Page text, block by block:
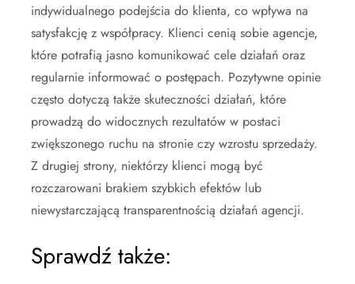
indywidualnego podejścia do klienta, co wpływa na
satysfakcję z współpracy. Klienci cenią sobie agencje,
które potrafią jasno komunikować cele działań oraz
regularnie informować o postępach. Pozytywne opinie
często dotyczą także skuteczności działań, które
prowadzą do widocznych rezultatów w postaci
zwiększonego ruchu na stronie czy wzrostu sprzedaży.
Z drugiej strony, niektórzy klienci mogą być
rozczarowani brakiem szybkich efektów lub
niewystarczającą transparentnością działań agencji.
Sprawdź także: